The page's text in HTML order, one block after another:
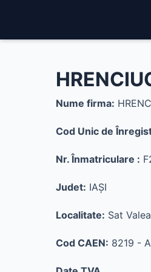
Nume firma:
Cod Unic de
Nr. Înmatriculare :
Judet: IAŞI
Localitate: Sat
Cod CAEN: 8219 -